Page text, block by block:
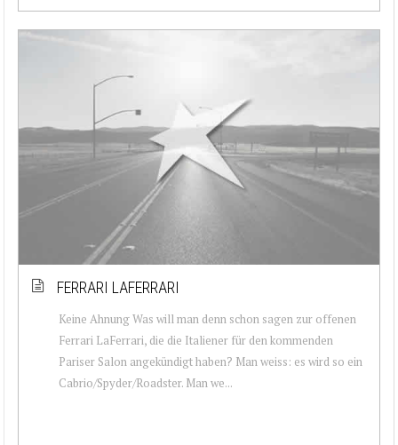
FERRARI LAFERRARI
Keine Ahnung Was will man denn schon sagen zur offenen
Ferrari LaFerrari, die die Italiener für den kommenden
Pariser Salon angekündigt haben? Man weiss: es wird so ein
Cabrio/Spyder/Roadster. Man we...